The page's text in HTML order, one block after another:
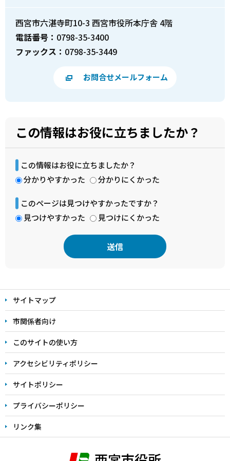
西宮市六湛寺町10-3 西宮市役所本庁舎 4階
電話番号： 0798-35-3400
ファックス： 0798-35-3449
お問合せメールフォーム
この情報はお役に立ちましたか？
この情報はお役に立ちましたか？
分かりやすかった
分かりにくかった
このページは見つけやすかったですか？
見つけやすかった
見つけにくかった
文
こ
こ
ま
で
サイトマップ
市関係者向け
このサイトの使い方
アクセシビリティポリシー
サイトポリシー
プライバシーポリシー
リンク集